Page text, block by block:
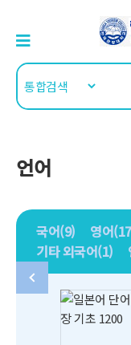
언어
국어(9) 영어
기타 외국어(1)